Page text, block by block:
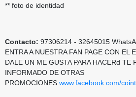
** foto de identidad
Contacto: 97306214 - 32645015
ENTRA A NUESTRA FAN PAGE CON EL
DALE UN ME GUSTA PARA HACERd TE
INFORMADO DE OTRAS
PROMOCIONES www.facebook.com/